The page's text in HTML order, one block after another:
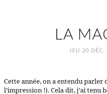
LA
JEU 20 DÉC,
Cette année, on a entendu parler
l’impression !). Cela dit, j’ai tenu